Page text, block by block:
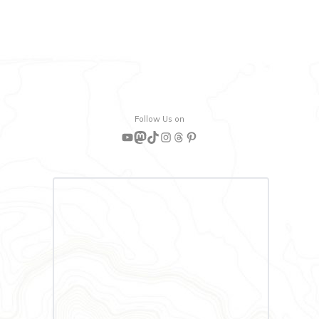
Follow Us on
YouTube
Mastodon
TikTok
Instagram
Threads
Pinterest